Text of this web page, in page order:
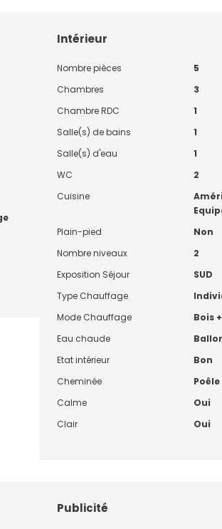
Intérieur
Nombre pièces
5
Chambres
3
Chambre RDC
1
Salle(s) de bains
1
Salle(s) d'eau
1
WC
2
Cuisine
Plain-pied
Non
Nombre niveaux
2
Exposition Séjour
SUD
Type Chauffage
Mode Chauffage
Bois
Eau chaude
Etat intérieur
Bon
Cheminée
Calme
Oui
Clair
Oui
Publicité